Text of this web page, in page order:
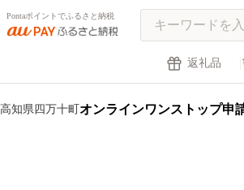
Pontaポイントでふるさと納税
返礼品
高知県四万十町 オンラインワンストップ申